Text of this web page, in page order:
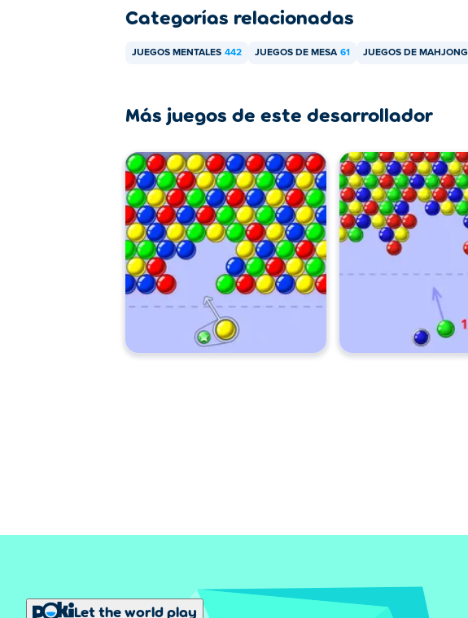
Categorías relacionadas
JUEGOS MENTALES 442 JUEGOS DE MESA 61 JUEGOS DE MAHJONG
Más juegos de este desarrollador
Let the world play